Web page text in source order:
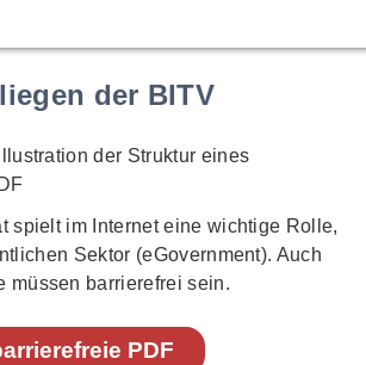
der BITV
spielt im Internet eine wichtige Rolle,
Sektor (eGovernment). Auch
müssen barrierefrei sein.
PDF